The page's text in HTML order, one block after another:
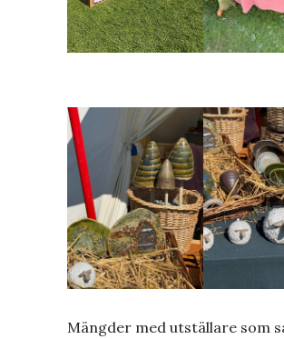
Mängder med utställare som